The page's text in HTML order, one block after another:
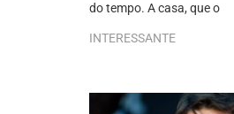
do tempo. A casa, que o
INTERESSANTE